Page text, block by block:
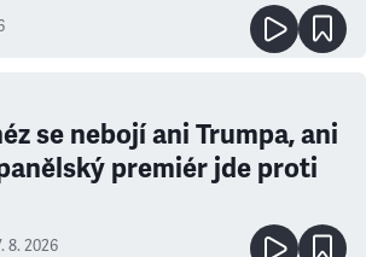
se nebojí ani Trumpa, ani
premiér jde proti
8. 2026